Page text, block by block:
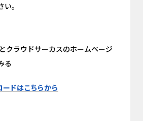
。
クラウドサーカスのホームページ
る
ドはこちらから